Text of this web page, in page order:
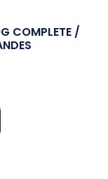
COMPLETE /